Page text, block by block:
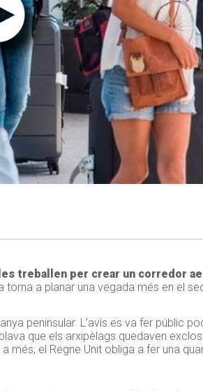
treballen per crear un corredor
a planar una vegada més en el
peninsular. L’avís es va fer públic
que els arxipèlags quedaven
a més, el Regne Unit obliga a fer una